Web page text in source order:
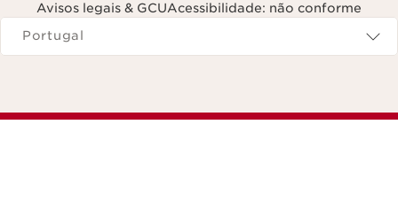
Avisos legais & GCUAcessibilidade: não conforme
Navega para
Portugal